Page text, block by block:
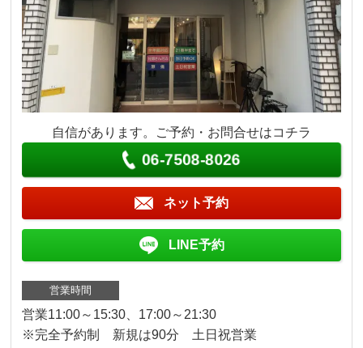
自信があります。ご予約・お問合せはコチラ
06-7508-8026
ネット予約
LINE予約
営業時間
営業11:00～15:30、17:00～21:30
※完全予約制 新規は90分 土日祝営業